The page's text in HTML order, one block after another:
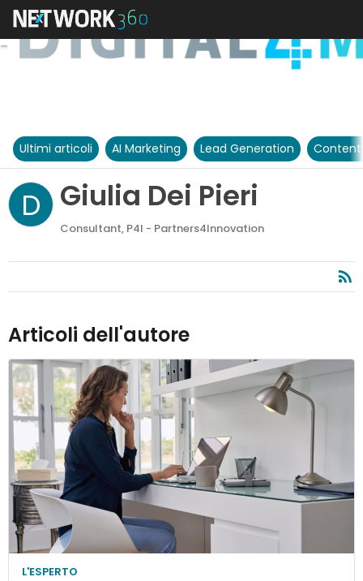
Ultimi articoli AI Marketing Lead Generation
D Giulia Dei Pieri
Consultant, P4I - Partners4Innovation
Articoli dell'autore
L'ESPERTO